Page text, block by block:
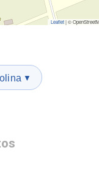
Leaflet|©
▼